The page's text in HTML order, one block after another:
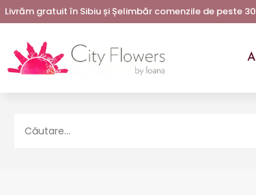
Livrăm gratuit în Sibiu și Șelimbăr comenzile de peste